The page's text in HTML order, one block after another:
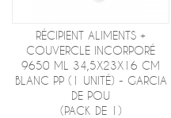
RÉCIPIENT ALIMENTS +
COUVERCLE INCORPORÉ
9650 ML 34,5X23X16 CM
BLANC PP (1 UNITÉ) - GARCIA
DE POU
(PACK DE 1)